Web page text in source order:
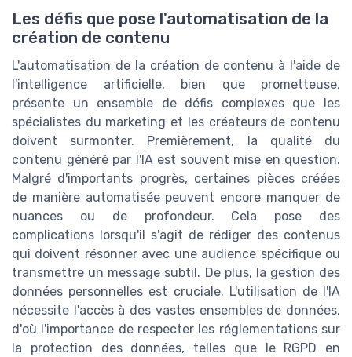
Les défis que pose l'automatisation de la
création de contenu
L'automatisation de la création de contenu à l'aide de
l'intelligence artificielle, bien que prometteuse,
présente un ensemble de défis complexes que les
spécialistes du marketing et les créateurs de contenu
doivent surmonter. Premièrement, la qualité du
contenu généré par l'IA est souvent mise en question.
Malgré d'importants progrès, certaines pièces créées
de manière automatisée peuvent encore manquer de
nuances ou de profondeur. Cela pose des
complications lorsqu'il s'agit de rédiger des contenus
qui doivent résonner avec une audience spécifique ou
transmettre un message subtil. De plus, la gestion des
données personnelles est cruciale. L'utilisation de l'IA
nécessite l'accès à des vastes ensembles de données,
d'où l'importance de respecter les réglementations sur
la protection des données, telles que le RGPD en